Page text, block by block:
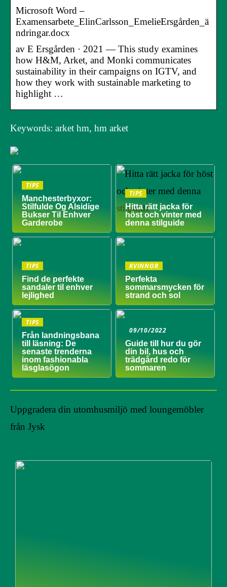
Microsoft Word –
Examensarbete_ElinCarlsson_EmelieErsgården_ä
ndringar.docx
av E Ersgården · 2021 — This study examines
how H&M, Arket, and Monki communicates
sustainability in their campaigns on IGTV, and
how they work with sustainable marketing to
highlight …
Keywords: arket hm, hm arket
TIPS
Manchesterbyxor:
Stilfulde Og Alsidige
Bukser Til Enhver
Garderobe
TIPS
Hitta rätt jacka för
höst och vinter med
denna stilguide
TIPS
Find de perfekte
sandaler til enhver
lejlighed
KVINNOR
Perfekta
sommarsmycken för
strand och sol
TIPS
Från landningsbana
till läsning: De
senaste trenderna
inom fashionabla
läsglasögon
09/10/2022
Guide till hur du gör
din bil, hus och
trädgård redo för
sommaren
Uppgradera din utomhusmiljö med loungemöbler
från Jysk